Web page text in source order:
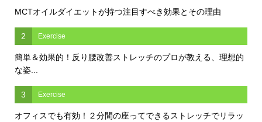
MCTオイルダイエットが持つ注目すべき効果とその理由
2 Exercise
簡単＆効果的！反り腰改善ストレッチのプロが教える、理想的
な姿...
3 Exercise
オフィスでも有効！２分間の座ってできるストレッチでリラッ